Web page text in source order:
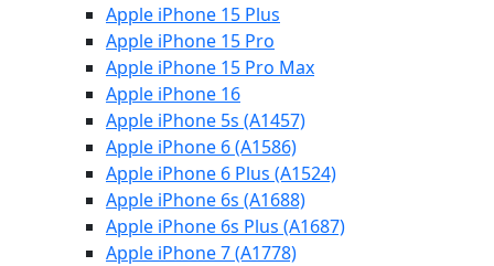
Apple iPhone 15 Plus
Apple iPhone 15 Pro
Apple iPhone 15 Pro Max
Apple iPhone 16
Apple iPhone 5s (A1457)
Apple iPhone 6 (A1586)
Apple iPhone 6 Plus (A1524)
Apple iPhone 6s (A1688)
Apple iPhone 6s Plus (A1687)
Apple iPhone 7 (A1778)